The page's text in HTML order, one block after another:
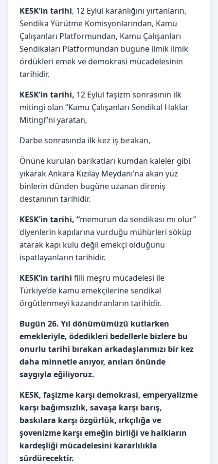
KESK’in tarihi, 12 Eylül karanlığını yırtanların,
Sendika Yürütme Komisyonlarından, Kamu
Çalışanları Platformundan, Kamu Çalışanları
Sendikaları Platformundan bugüne ilmik ilmik
ördükleri emek ve demokrasi mücadelesinin
tarihidir.
KESK’in tarihi, 12 Eylül faşizm sonrasının ilk
mitingi olan “Kamu Çalışanları Sendikal Haklar
Mitingi”ni yaratan,
Darbe sonrasında ilk kez iş bırakan,
Önüne kurulan barikatları kumdan kaleler gibi
yıkarak Ankara Kızılay Meydanı’na akan yüz
binlerin dünden bugüne uzanan direniş
destanının tarihidir.
KESK’in tarihi, “memurun da sendikası mı olur”
diyenlerin kapılarına vurduğu mühürleri söküp
atarak kapı kulu değil emekçi olduğunu
ispatlayanların tarihidir.
KESK’in tarihi filli meşru mücadelesi ile
Türkiye’de kamu emekçilerine sendikal
örgütlenmeyi kazandıranların tarihidir.
Bugün 26. Yıl dönümümüzü kutlarken
emekleriyle, ödedikleri bedellerle bizlere bu
onurlu tarihi bırakan arkadaşlarımızı bir kez
daha minnetle anıyor, anıları önünde
saygıyla eğiliyoruz.
KESK, faşizme karşı demokrasi, emperyalizme
karşı bağımsızlık, savaşa karşı barış,
baskılara karşı özgürlük, ırkçılığa ve
şovenizme karşı emeğin birliği ve halkların
kardeşliği mücadelesini kararlılıkla
sürdürecektir.